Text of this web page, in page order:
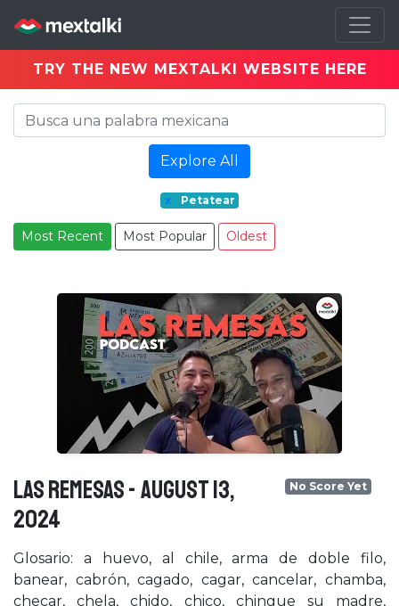
TRY THE NEW MEXTALKI WEBSITE HERE
Explore All
x Petatear
Most Recent Most Popular Oldest
LAS REMESAS - August 13,
2024
No Score Yet
Glosario: a huevo, al chile, arma de doble filo,
banear, cabrón, cagado, cagar, cancelar, chamba,
checar, chela, chido, chico, chingue su madre,